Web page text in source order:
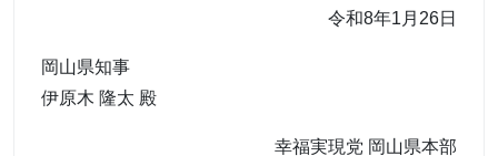
令和8年1月26日
岡山県知事
伊原木 隆太 殿
幸福実現党 岡山県本部